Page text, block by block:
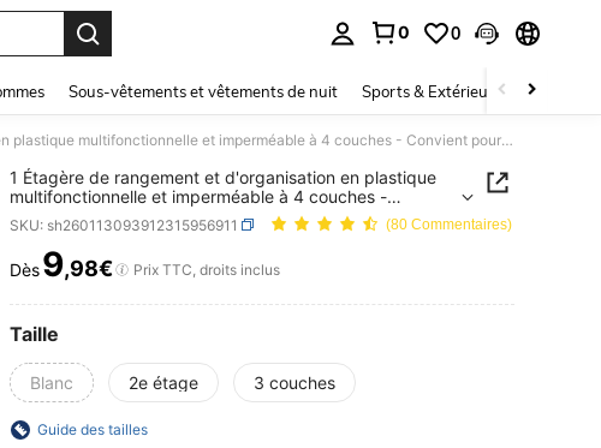
0 0
Sous-vêtements et vêtements de nuit Sports & Extérieur Enfants
1 Étagère de rangement et d'organisation en plastique multifonctionnelle et imperméable à 4 couches - Convient pour la cuisine, la salle de bain, la chambre, le bureau, le garage
1 Étagère de rangement et d'organisation en plastique
multifonctionnelle et imperméable à 4 couches -
Convient pour la cuisine, la salle de bain, la chambre, le
bureau, le garage
SKU: sh260113093912315956911 (80 Commentaires)
PRICE AND AVAILABILITY
Dès9,98€ Prix TTC, droits inclus
Taille
Blanc 2e étage 3 couches
Guide des tailles